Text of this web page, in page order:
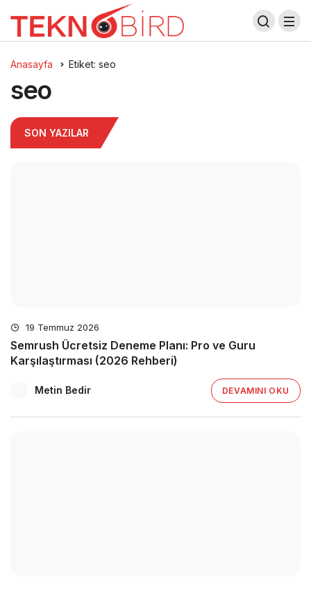
Anasayfa Etiket: seo
seo
SON YAZILAR
19 Temmuz 2026
Semrush Ücretsiz Deneme Planı: Pro ve Guru
Karşılaştırması (2026 Rehberi)
Metin Bedir DEVAMINI OKU